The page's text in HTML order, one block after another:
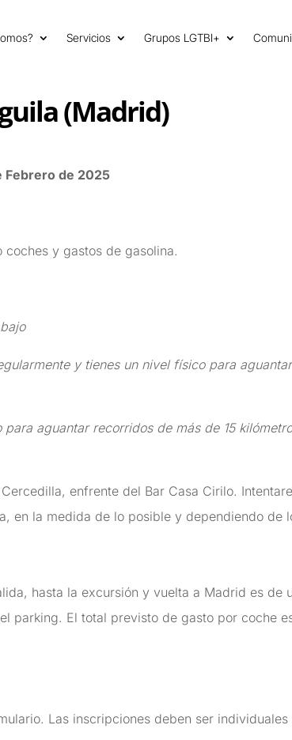
Servicios Grupos LGTBI+
(Madrid)
Febrero de 2025
y gastos de gasolina.
y tienes un nivel físico para
aguantar recorridos de más de 15
enfrente del Bar Casa Cirilo.
en la medida de lo posible y dependiendo de
hasta la excursión y vuelta a Madrid es de
parking. El total previsto de gasto por coche
Las inscripciones deben ser